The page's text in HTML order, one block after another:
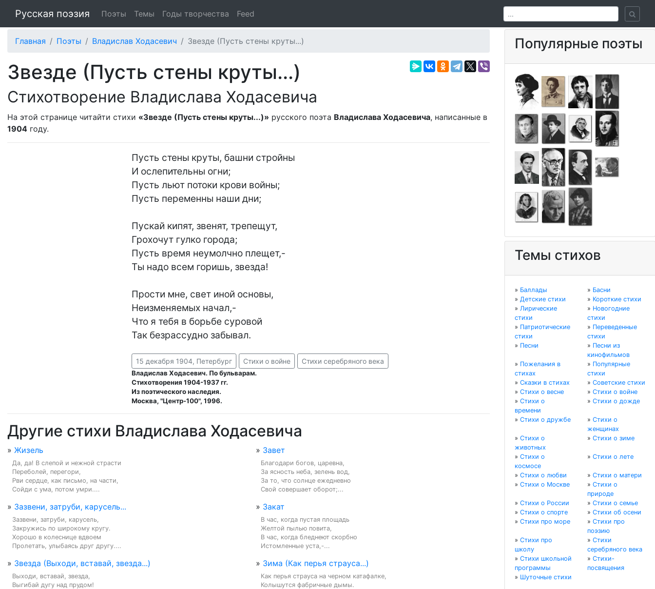
Русская поэзия Поэты Темы Годы творчества Feed
Главная Поэты Владислав Ходасевич Звезде (Пусть стены круты...)
Звезде (Пусть стены круты...)
Стихотворение Владислава Ходасевича
На этой странице читайти стихи «Звезде (Пусть стены круты...)» русского поэта Владислава Ходасевича, написанные в
1904 году.
Пусть стены круты, башни стройны
И ослепительны огни;
Пусть льют потоки крови войны;
Пусть переменны наши дни;
Пускай кипят, звенят, трепещут,
Грохочут гулко города;
Пусть время неумолчно плещет,-
Ты надо всем горишь, звезда!
Прости мне, свет иной основы,
Неизменяемых начал,-
Что я тебя в борьбе суровой
Так безрассудно забывал.
15 декабря 1904, Петербург Стихи о войне Стихи серебряного века
Владислав Ходасевич. По бульварам.
Стихотворения 1904-1937 гг.
Из поэтического наследия.
Москва, "Центр-100", 1996.
Другие стихи Владислава Ходасевича
» Жизель
Да, да! В слепой и нежной страсти
Переболей, перегори,
Рви сердце, как письмо, на части,
Сойди с ума, потом умри....
» Завет
Благодари богов, царевна,
За ясность неба, зелень вод,
За то, что солнце ежедневно
Свой совершает оборот;...
» Зазвени, затруби, карусель...
Зазвени, затруби, карусель,
Закружись по широкому кругу.
Хорошо в колеснице вдвоем
Пролетать, улыбаясь друг другу....
» Закат
В час, когда пустая площадь
Желтой пылью повита,
В час, когда бледнеют скорбно
Истомленные уста,-...
» Звезда (Выходи, вставай, звезда...)
Выходи, вставай, звезда,
Выгибай дугу над прудом!
» Зима (Как перья страуса...)
Как перья страуса на черном катафалке,
Колышутся фабричные дымы.
Популярные поэты
Темы стихов
» Баллады » Басни
» Детские стихи » Короткие стихи
» Лирические
стихи
» Новогодние
стихи
» Патриотические
стихи
» Переведенные
стихи
» Песни » Песни из
кинофильмов
» Пожелания в
стихах
» Популярные
стихи
» Сказки в стихах » Советские стихи
» Стихи о весне » Стихи о войне
» Стихи о
времени
» Стихи о дожде
» Стихи о дружбе » Стихи о
женщинах
» Стихи о
животных
» Стихи о зиме
» Стихи о
космосе
» Стихи о лете
» Стихи о любви » Стихи о матери
» Стихи о Москве » Стихи о
природе
» Стихи о России » Стихи о семье
» Стихи о спорте » Стихи об осени
» Стихи про море » Стихи про
поэзию
» Стихи про
школу
» Стихи
серебряного века
» Стихи школьной
программы
» Стихи-
посвящения
» Шуточные стихи